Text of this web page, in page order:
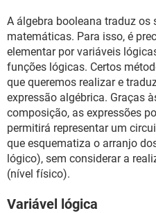
A álgebra booleana traduz os
matemáticas. Para isso, é
elementar por variáveis
funções lógicas. Certos
que queremos realizar e
expressão algébrica. Graças
composição, as expressões
permitirá representar um
que esquematiza o arranjo
lógico), sem considerar a
(nível físico).
Variável lógica